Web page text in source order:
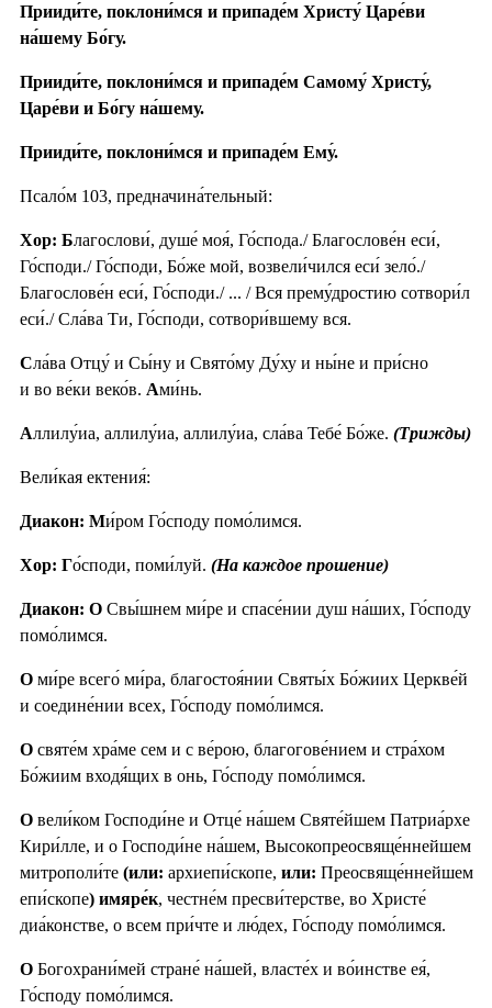
Прииди́те, поклони́мся и припаде́м Христу́ Царе́ви
на́шему Бо́гу.
Прииди́те, поклони́мся и припаде́м Самому́ Христу́,
Царе́ви и Бо́гу на́шему.
Прииди́те, поклони́мся и припаде́м Ему́.
Псало́м 103, предначина́тельный:
Хор: Благослови́, душе́ моя́, Го́спода./ Благослове́н еси́,
Го́споди./ Го́споди, Бо́же мой, возвели́чился еси́ зело́./
Благослове́н еси́, Го́споди./ ... / Вся прему́дростию сотвори́л
еси́./ Сла́ва Ти, Го́споди, сотвори́вшему вся.
Сла́ва Отцу́ и Сы́ну и Свято́му Ду́ху и ны́не и при́сно
и во ве́ки веко́в. Ами́нь.
Аллилу́иа, аллилу́иа, аллилу́иа, сла́ва Тебе́ Бо́же. (Трижды)
Вели́кая ектения́:
Диакон: Ми́ром Го́споду помо́лимся.
Хор: Го́споди, поми́луй. (На каждое прошение)
Диакон: О Свы́шнем ми́ре и спасе́нии душ на́ших, Го́споду
помо́лимся.
О ми́ре всего́ ми́ра, благостоя́нии Святы́х Бо́жиих Церкве́й
и соедине́нии всех, Го́споду помо́лимся.
О святе́м хра́ме сем и с ве́рою, благогове́нием и стра́хом
Бо́жиим входя́щих в онь, Го́споду помо́лимся.
О вели́ком Господи́не и Отце́ на́шем Святе́йшем Патриа́рхе
Кири́лле, и о Господи́не на́шем, Высокопреосвяще́ннейшем
митрополи́те (или: архиепи́скопе, или: Преосвяще́ннейшем
епи́скопе) имяре́к, честне́м пресви́терстве, во Христе́
диа́констве, о всем при́чте и лю́дех, Го́споду помо́лимся.
О Богохрани́мей стране́ на́шей, власте́х и во́инстве ея́,
Го́споду помо́лимся.